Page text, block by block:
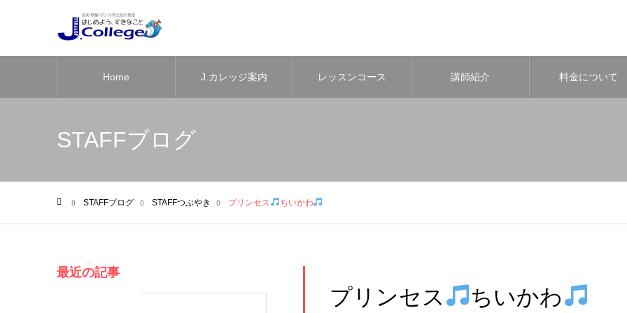
Home J.カレッジ案内 レッスンコース 講師紹介 料金について
STAFFブログ
STAFFブログ STAFFつぶやき プリンセス ちいかわ
プリンセス ちいかわ
最近の記事